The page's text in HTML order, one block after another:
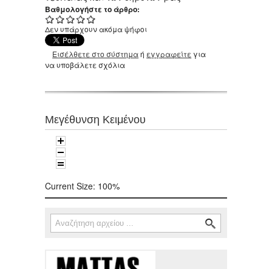
Βαθμολογήστε το άρθρο:
Δεν υπάρχουν ακόμα ψήφοι
Εισέλθετε στο σύστημαή εγγραφείτε για
να υποβάλετε σχόλια
Μεγέθυνση Κειμένου
Current Size: 100%
Φόρμα αναζήτησης
Αναζήτηση